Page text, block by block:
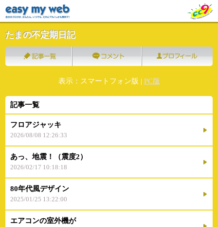
たまの不定期日記
表示：スマートフォン版 | PC版
記事一覧
フロアジャッキ
2026/08/08 12:26:33
あっ、地震！（震度2）
2026/02/17 10:18:18
80年代風デザイン
2025/01/25 13:22:00
エアコンの室外機が